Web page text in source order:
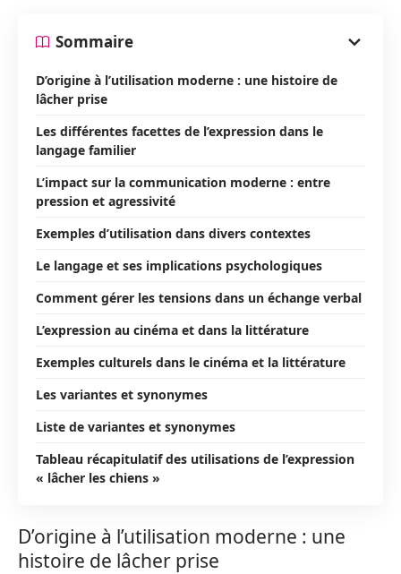
Sommaire
D’origine à l’utilisation moderne : une histoire de
lâcher prise
Les différentes facettes de l’expression dans le
langage familier
L’impact sur la communication moderne : entre
pression et agressivité
Exemples d’utilisation dans divers contextes
Le langage et ses implications psychologiques
Comment gérer les tensions dans un échange verbal
L’expression au cinéma et dans la littérature
Exemples culturels dans le cinéma et la littérature
Les variantes et synonymes
Liste de variantes et synonymes
Tableau récapitulatif des utilisations de l’expression
« lâcher les chiens »
D’origine à l’utilisation moderne : une
histoire de lâcher prise